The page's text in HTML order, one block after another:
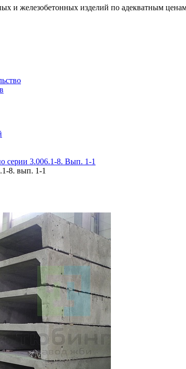
и железобетонных изделий по адекватным
серии 3.006.1-8. Вып. 1-1
8. вып. 1-1